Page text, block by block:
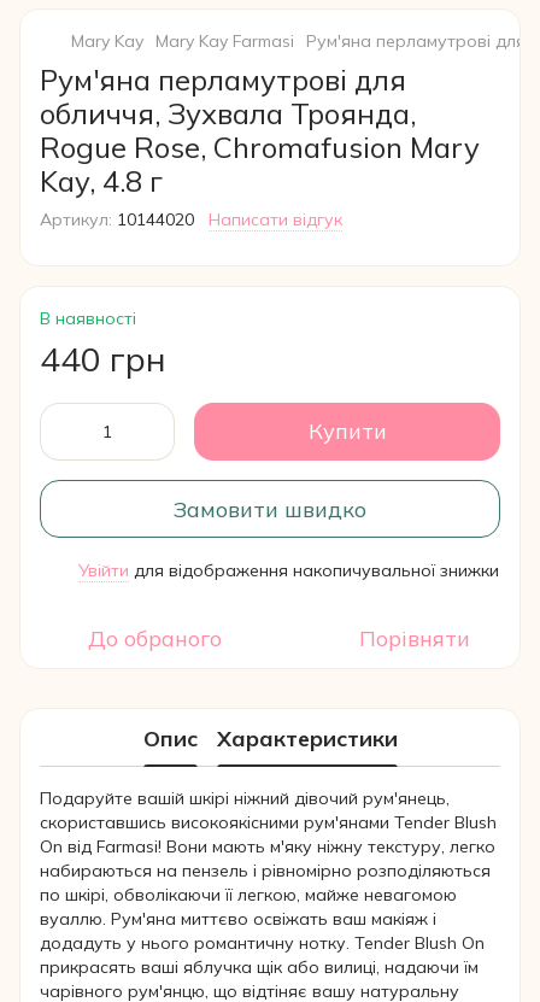
Mary Kay Mary Kay Farmasi Рум'яна перламутрові для
Рум'яна перламутрові для
обличчя, Зухвала Троянда,
Rogue Rose, Chromafusion Mary
Kay, 4.8 г
Артикул: 10144020 Написати відгук
В наявності
440 грн
Купити
Замовити швидко
Увійти для відображення накопичувальної знижки
До обраного Порівняти
Опис Характеристики
Подаруйте вашій шкірі ніжний дівочий рум'янець,
скориставшись високоякісними рум'янами Tender Blush
On від Farmasi! Вони мають м'яку ніжну текстуру, легко
набираються на пензель і рівномірно розподіляються
по шкірі, обволікаючи її легкою, майже невагомою
вуаллю. Рум'яна миттєво освіжать ваш макіяж і
додадуть у нього романтичну нотку. Tender Blush On
прикрасять ваші яблучка щік або вилиці, надаючи їм
чарівного рум'янцю, що відтіняє вашу натуральну